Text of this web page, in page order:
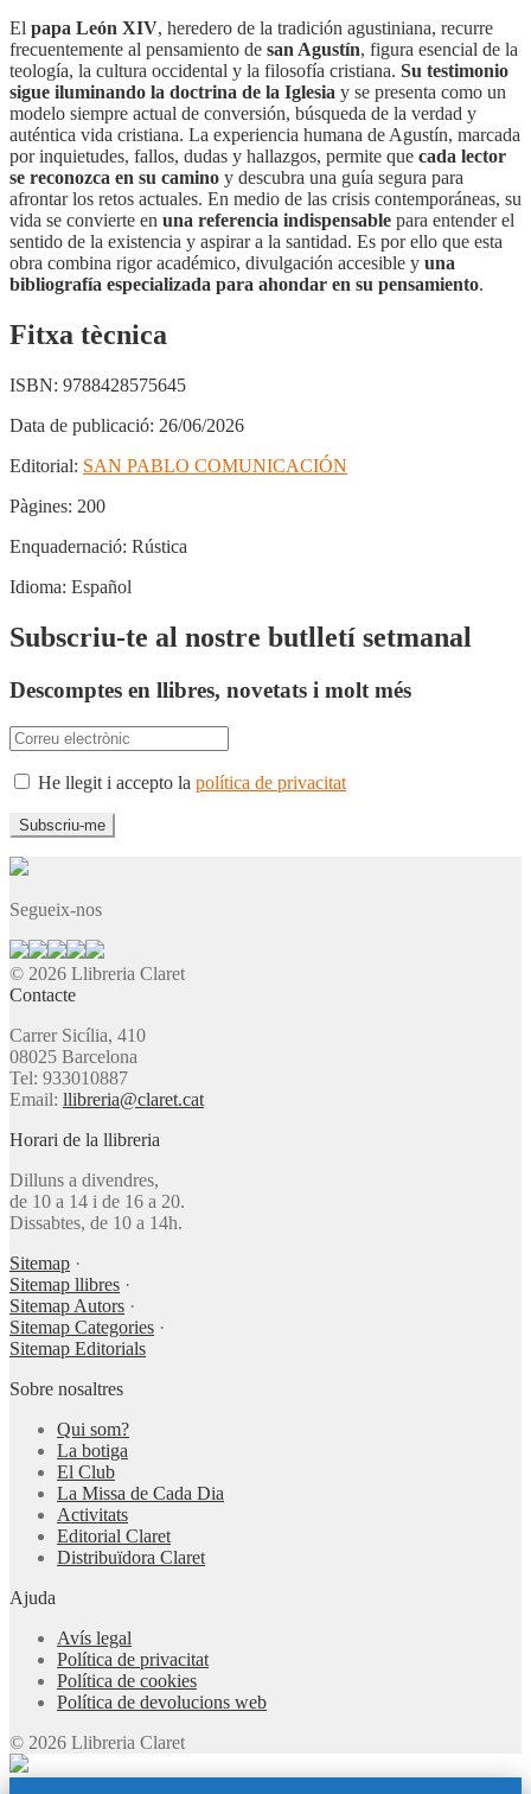
El papa León XIV, heredero de la tradición agustiniana, recurre
frecuentemente al pensamiento de san Agustín, figura esencial de la
teología, la cultura occidental y la filosofía cristiana. Su testimonio
sigue iluminando la doctrina de la Iglesia y se presenta como un
modelo siempre actual de conversión, búsqueda de la verdad y
auténtica vida cristiana. La experiencia humana de Agustín, marcada
por inquietudes, fallos, dudas y hallazgos, permite que cada lector
se reconozca en su camino y descubra una guía segura para
afrontar los retos actuales. En medio de las crisis contemporáneas, su
vida se convierte en una referencia indispensable para entender el
sentido de la existencia y aspirar a la santidad. Es por ello que esta
obra combina rigor académico, divulgación accesible y una
bibliografía especializada para ahondar en su pensamiento.
Fitxa tècnica
ISBN: 9788428575645
Data de publicació: 26/06/2026
Editorial: SAN PABLO COMUNICACIÓN
Pàgines: 200
Enquadernació: Rústica
Idioma: Español
Subscriu-te al nostre butlletí setmanal
Descomptes en llibres, novetats i molt més
He llegit i accepto la política de privacitat
Segueix-nos
© 2026 Llibreria Claret
Contacte
Carrer Sicília, 410
08025 Barcelona
Tel: 933010887
Email: llibreria@claret.cat
Horari de la llibreria
Dilluns a divendres,
de 10 a 14 i de 16 a 20.
Dissabtes, de 10 a 14h.
Sitemap ·
Sitemap llibres ·
Sitemap Autors ·
Sitemap Categories ·
Sitemap Editorials
Sobre nosaltres
Qui som?
La botiga
El Club
La Missa de Cada Dia
Activitats
Editorial Claret
Distribuïdora Claret
Ajuda
Avís legal
Política de privacitat
Política de cookies
Política de devolucions web
© 2026 Llibreria Claret